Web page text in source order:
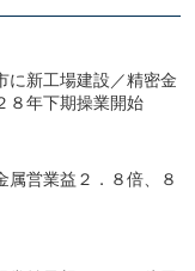
に新工場建設／精密金
８年下期操業開始
属営業益２．８倍、８